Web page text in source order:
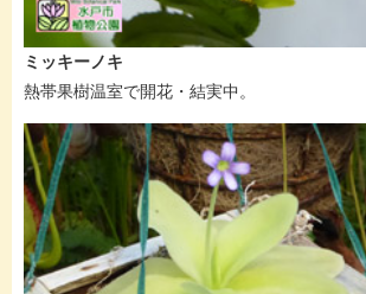
ミッキーノキ
熱帯果樹温室で開花・結実中。